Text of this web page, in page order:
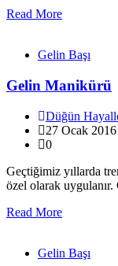
Read More
Gelin Başı
Gelin Manikürü
Düğün
27 Ocak 2016
0
Geçtiğimiz yıllarda
özel olarak
Read More
Gelin Başı